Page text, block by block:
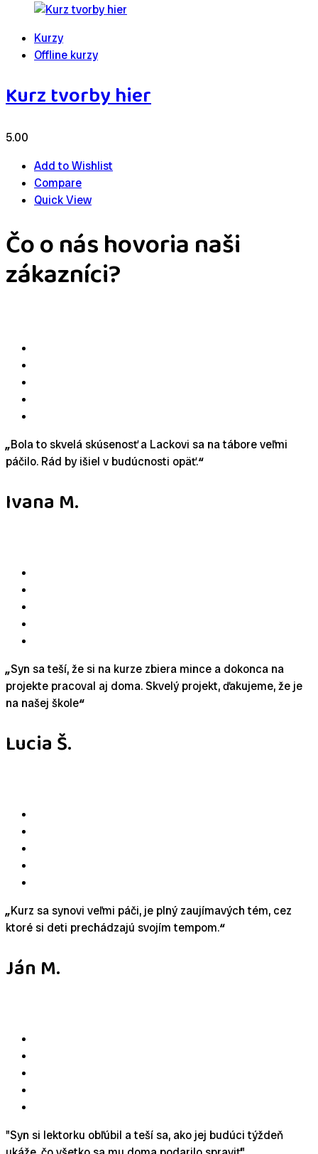
Kurzy
Offline kurzy
Kurz tvorby hier
5.00
Add to Wishlist
Compare
Quick View
Čo o nás hovoria naši
zákazníci?
„Bola to skvelá skúsenosť a Lackovi sa na tábore veľmi
páčilo. Rád by išiel v budúcnosti opäť.“
Ivana M.
„Syn sa teší, že si na kurze zbiera mince a dokonca na
projekte pracoval aj doma. Skvelý projekt, ďakujeme, že je
na našej škole“
Lucia Š.
„Kurz sa synovi veľmi páči, je plný zaujímavých tém, cez
ktoré si deti prechádzajú svojím tempom.“
Ján M.
"Syn si lektorku obľúbil a teší sa, ako jej budúci týždeň